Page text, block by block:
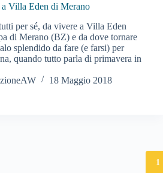
Villa Eden di Merano
per sé, da vivere a Villa Eden
di Merano (BZ) e da dove tornare
splendido da fare (e farsi) per
quando tutto parla di primavera in
18 Maggio 2018
1